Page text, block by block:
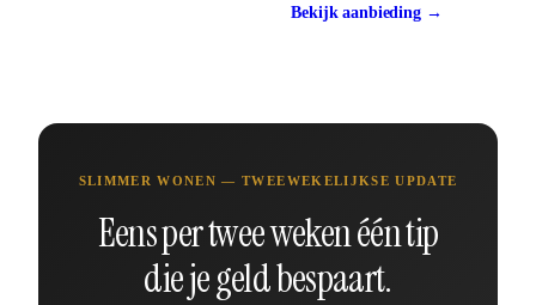
Bekijk aanbieding →
SLIMMER WONEN — TWEEWEKELIJKSE UPDATE
Eens per twee weken één tip
die je geld bespaart.